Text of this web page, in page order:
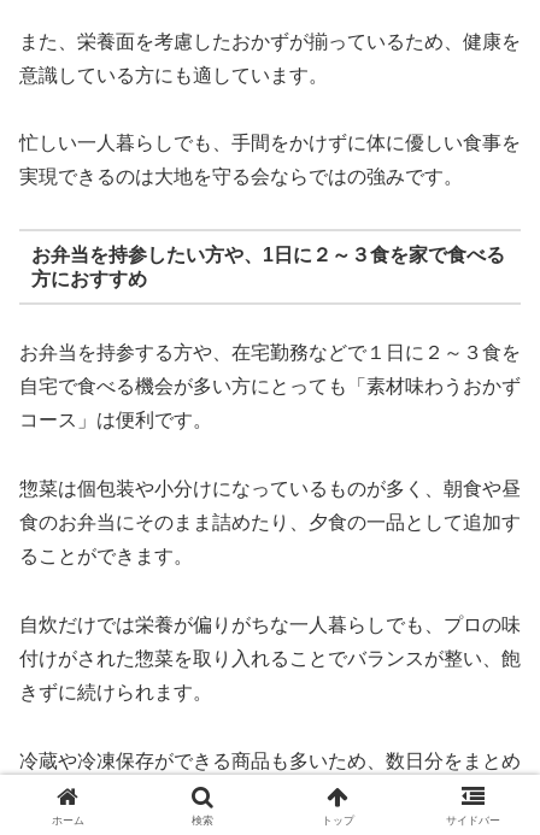
また、栄養面を考慮したおかずが揃っているため、健康を
意識している方にも適しています。
忙しい一人暮らしでも、手間をかけずに体に優しい食事を
実現できるのは大地を守る会ならではの強みです。
お弁当を持参したい方や、1日に２～３食を家で食べる
方におすすめ
お弁当を持参する方や、在宅勤務などで１日に２～３食を
自宅で食べる機会が多い方にとっても「素材味わうおかず
コース」は便利です。
惣菜は個包装や小分けになっているものが多く、朝食や昼
食のお弁当にそのまま詰めたり、夕食の一品として追加す
ることができます。
自炊だけでは栄養が偏りがちな一人暮らしでも、プロの味
付けがされた惣菜を取り入れることでバランスが整い、飽
きずに続けられます。
冷蔵や冷凍保存ができる商品も多いため、数日分をまとめ
て注文しても安心です。
ホーム 検索 トップ サイドバー